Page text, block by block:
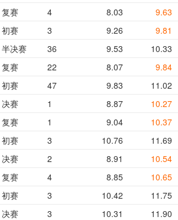
复赛 4 8.03 9.63
初赛 3 9.26 9.81
半决赛 36 9.53 10.33
复赛 22 8.07 9.84
初赛 47 9.83 11.02
决赛 1 8.87 10.27
复赛 1 9.04 10.37
初赛 3 10.76 11.69
决赛 2 8.91 10.54
复赛 4 8.85 10.65
初赛 3 10.42 11.75
决赛 3 10.31 11.90